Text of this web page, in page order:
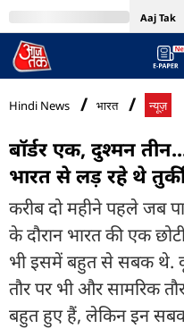
Aaj Tak
MumbaiTak
Hindi News भारत न्यूज़
बॉर्डर एक, दुश्मन
भारत से लड़ रहे थे
करीब दो महीने पहले जब
के दौरान भारत की एक
भी इसमें बहुत से सबक थे.
तौर पर भी और सामरिक
बहुत हुए हैं, लेकिन इन